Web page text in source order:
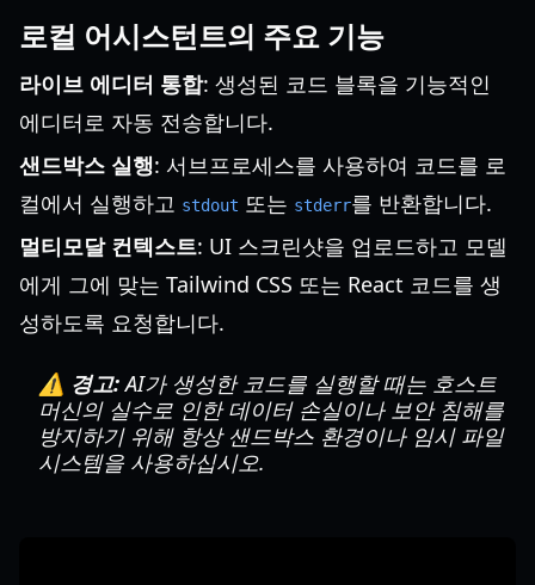
로컬 어시스턴트의 주요 기능
라이브 에디터 통합: 생성된 코드 블록을 기능적인
에디터로 자동 전송합니다.
샌드박스 실행: 서브프로세스를 사용하여 코드를 로
컬에서 실행하고 stdout 또는 stderr를 반환합니다.
멀티모달 컨텍스트: UI 스크린샷을 업로드하고 모델
에게 그에 맞는 Tailwind CSS 또는 React 코드를 생
성하도록 요청합니다.
⚠️ 경고:AI가 생성한 코드를 실행할 때는 호스트
머신의 실수로 인한 데이터 손실이나 보안 침해를
방지하기 위해 항상 샌드박스 환경이나 임시 파일
시스템을 사용하십시오.